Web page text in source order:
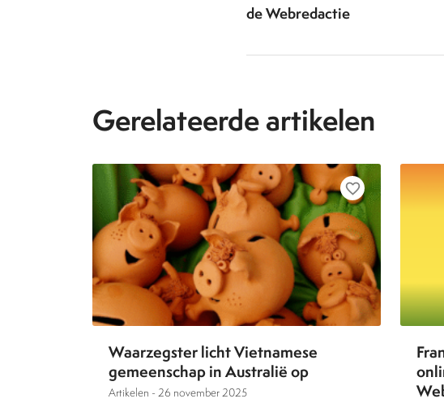
de Webredactie
Gerelateerde artikelen
favorite_border
Waarzegster licht Vietnamese
gemeenschap in Australië op
Artikelen - 26 november 2025